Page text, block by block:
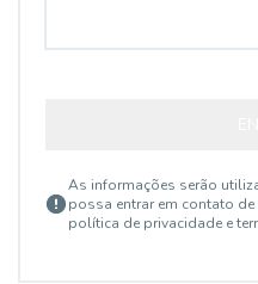
As informações serão
possa entrar em contato
política de privacidade e